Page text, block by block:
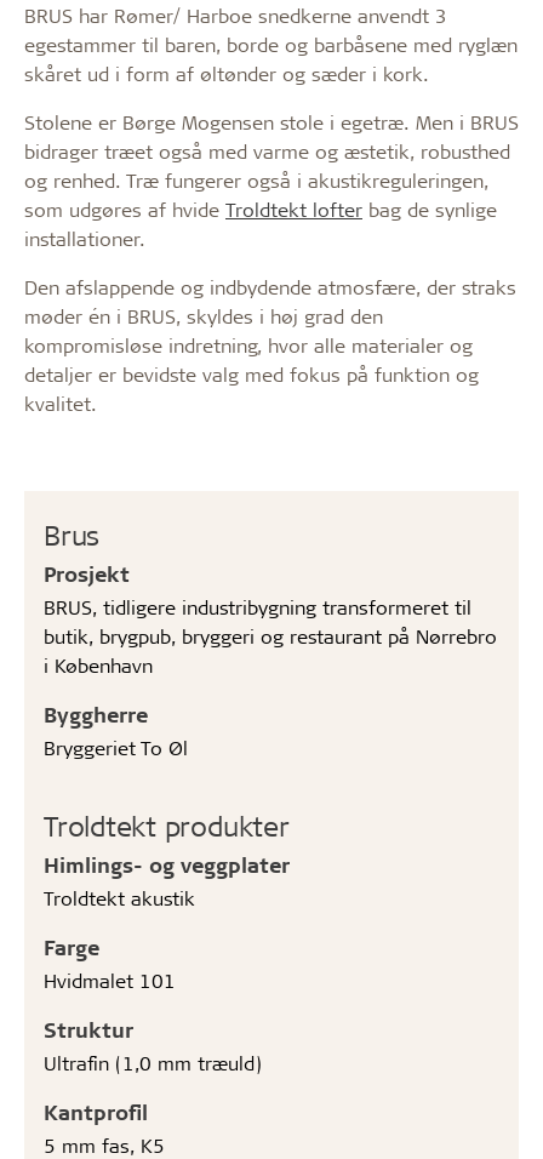
Brus
Prosjekt
BRUS, tidligere industribygning transformeret til
butik, brygpub, bryggeri og restaurant på Nørrebro
i København
Byggherre
Bryggeriet To Øl
Troldtekt produkter
Himlings- og veggplater
Troldtekt akustik
Farge
Hvidmalet 101
Struktur
Ultrafin (1,0 mm træuld)
Kantprofil
5 mm fas, K5
BRUS har Rømer/ Harboe snedkerne anvendt 3
egestammer til baren, borde og barbåsene med ryglæn
skåret ud i form af øltønder og sæder i kork.
Stolene er Børge Mogensen stole i egetræ. Men i BRUS
bidrager træet også med varme og æstetik, robusthed
og renhed. Træ fungerer også i akustikreguleringen,
som udgøres af hvide Troldtekt lofter bag de synlige
installationer.
Den afslappende og indbydende atmosfære, der straks
møder én i BRUS, skyldes i høj grad den
kompromisløse indretning, hvor alle materialer og
detaljer er bevidste valg med fokus på funktion og
kvalitet.